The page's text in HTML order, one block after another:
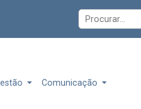
Comunicação